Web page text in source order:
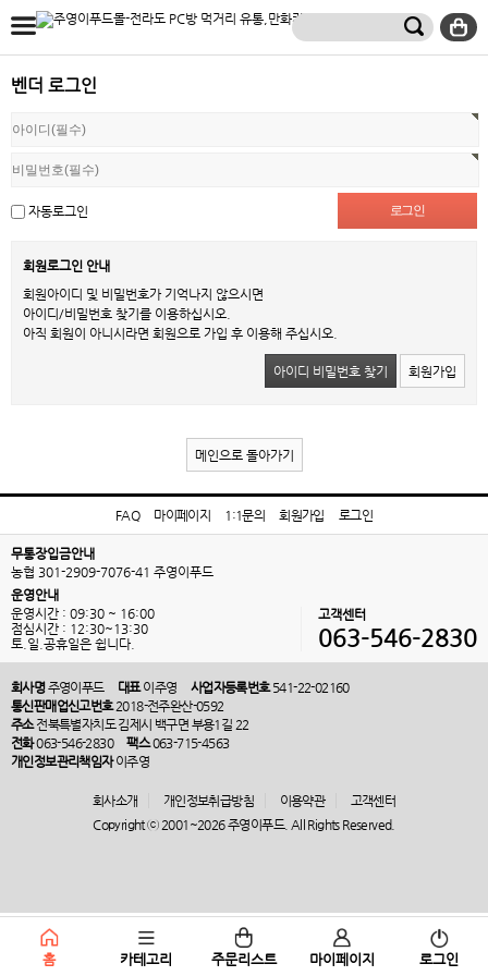
벤더 로그인
자동로그인
회원로그인 안내
회원아이디 및 비밀번호가 기억나지 않으시면
아이디/비밀번호 찾기를 이용하십시오.
아직 회원이 아니시라면 회원으로 가입 후 이용해 주십시오.
아이디 비밀번호 찾기 회원가입
메인으로 돌아가기
홈 카테고리 주문리스트 마이페이지 로그인
FAQ 마이페이지 1:1문의 회원가입 로그인
무통장입금안내
농협 301-2909-7076-41 주영이푸드
운영안내
운영시간 : 09:30 ~ 16:00
점심시간 : 12:30~13:30
토.일.공휴일은 쉽니다.
고객센터
063-546-2830
회사명주영이푸드 대표이주영 사업자등록번호541-22-02160
통신판매업신고번호2018-전주완산-0592
주소전북특별자치도 김제시 백구면 부용1길 22
전화063-546-2830 팩스063-715-4563
개인정보관리책임자이주영
회사소개 개인정보취급방침 이용약관
고객센터
Copyright ⓒ 2001~2026 주영이푸드. All Rights Reserved.